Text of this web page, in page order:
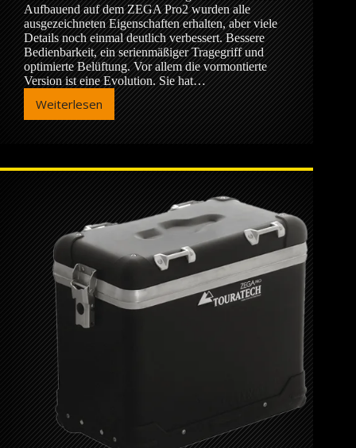
Aufbauend auf dem ZEGA Pro2 wurden alle
ausgezeichneten Eigenschaften erhalten, aber viele
Details noch einmal deutlich verbessert. Bessere
Bedienbarkeit, ein serienmäßiger Tragegriff und
optimierte Belüftung. Vor allem die vormontierte
Version ist eine Evolution. Sie hat…
Weiterlesen
Touratech
EVO